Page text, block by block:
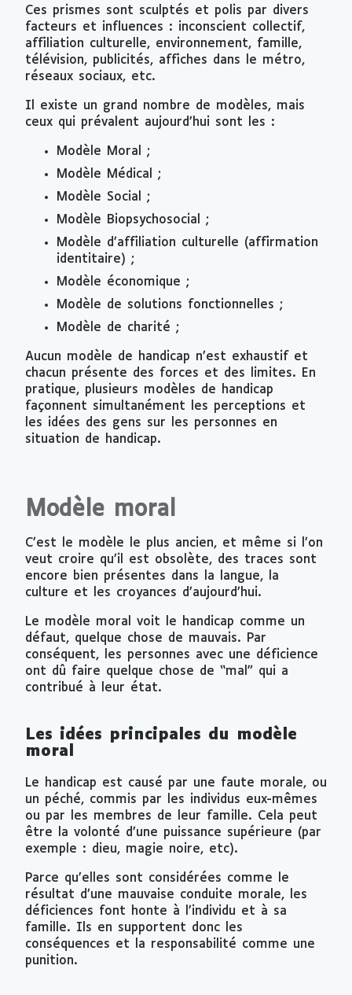
Ces prismes sont sculptés et polis par divers
facteurs et influences : inconscient collectif,
affiliation culturelle, environnement, famille,
télévision, publicités, affiches dans le métro,
réseaux sociaux, etc.
Il existe un grand nombre de modèles, mais
ceux qui prévalent aujourd’hui sont les :
Modèle Moral ;
Modèle Médical ;
Modèle Social ;
Modèle Biopsychosocial ;
Modèle d’affiliation culturelle (affirmation
identitaire) ;
Modèle économique ;
Modèle de solutions fonctionnelles ;
Modèle de charité ;
Aucun modèle de handicap n’est exhaustif et
chacun présente des forces et des limites. En
pratique, plusieurs modèles de handicap
façonnent simultanément les perceptions et
les idées des gens sur les personnes en
situation de handicap.
Modèle moral
C’est le modèle le plus ancien, et même si l’on
veut croire qu’il est obsolète, des traces sont
encore bien présentes dans la langue, la
culture et les croyances d’aujourd’hui.
Le modèle moral voit le handicap comme un
défaut, quelque chose de mauvais. Par
conséquent, les personnes avec une déficience
ont dû faire quelque chose de “mal” qui a
contribué à leur état.
Les idées principales du modèle
moral
Le handicap est causé par une faute morale, ou
un péché, commis par les individus eux-mêmes
ou par les membres de leur famille. Cela peut
être la volonté d’une puissance supérieure (par
exemple : dieu, magie noire, etc).
Parce qu’elles sont considérées comme le
résultat d’une mauvaise conduite morale, les
déficiences font honte à l’individu et à sa
famille. Ils en supportent donc les
conséquences et la responsabilité comme une
punition.